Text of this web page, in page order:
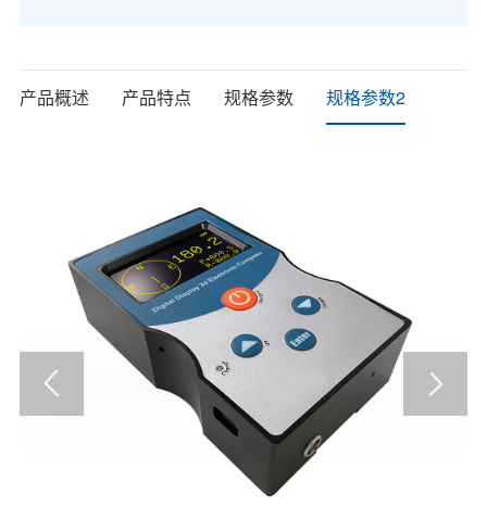
产品概述 产品特点 规格参数 规格参数2